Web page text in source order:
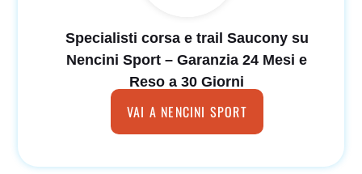
Specialisti corsa e trail Saucony su
Nencini Sport – Garanzia 24 Mesi e
Reso a 30 Giorni
VAI A NENCINI SPORT